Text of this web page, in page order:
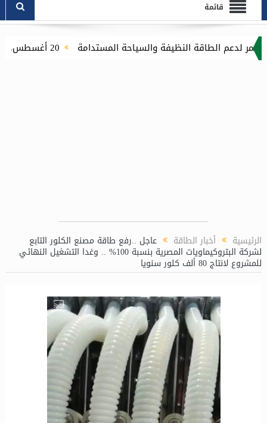
قائمة
20 أغسطس.. انطلاق الدورة الثامنة لمعرض تكنولوجيا الليد ونظم الإضاءة الحديثة بالقاهرة الجديدة
الرئيسية أخبار الطاقة عاجل ..رفع طاقة مصنع الكلور التابع
لشركة البتروكيماويات المصرية بنسبة 100% .. وغدا التشغيل النهائي
للمشروع لانتاج 80 ألف كلور سنويا